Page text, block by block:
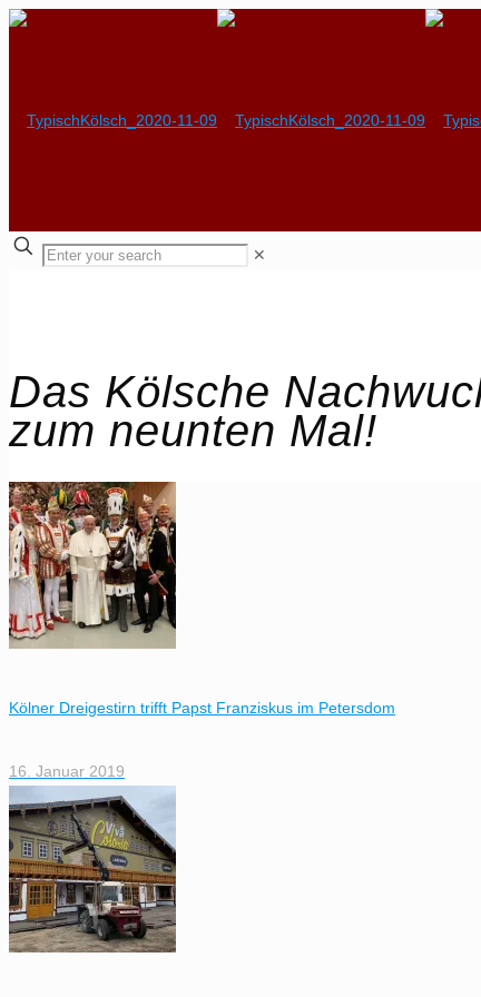
✕
Das Kölsche
zum neunten Mal!
Kölner Dreigestirn trifft Papst Franziskus im Petersdom
16. Januar 2019